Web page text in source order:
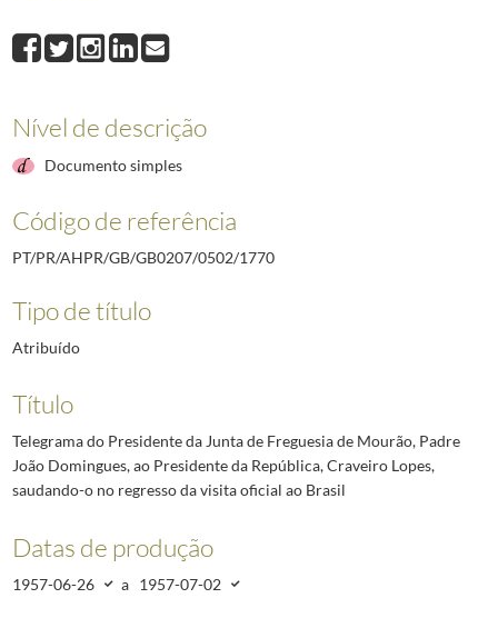
1771Telegrama do Presidente da Junta de Freguesia da Granja, Mourão,
1772Telegrama do Presidente da Junta de Freguesia de Portel, Joaquim
1774
Telegrama do Presidente da Junta de Freguesia de S. Cristovão -
(...)
Nível de descrição
Documento simples
Código de referência
PT/PR/AHPR/GB/GB0207/0502/1770
Tipo de título
Atribuído
Título
Telegrama do Presidente da Junta de Freguesia de Mourão, Padre
João Domingues, ao Presidente da República, Craveiro Lopes,
saudando-o no regresso da visita oficial ao Brasil
Datas de produção
1957-06-26 a 1957-07-02